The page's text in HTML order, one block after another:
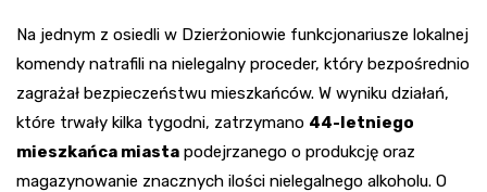
Na jednym z osiedli w Dzierżoniowie funkcjonariusze lokalnej
komendy natrafili na nielegalny proceder, który bezpośrednio
zagrażał bezpieczeństwu mieszkańców. W wyniku działań,
które trwały kilka tygodni, zatrzymano 44-letniego
mieszkańca miasta podejrzanego o produkcję oraz
magazynowanie znacznych ilości nielegalnego alkoholu. O